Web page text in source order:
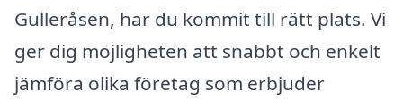
Gulleråsen, har du kommit till rätt plats. Vi
ger dig möjligheten att snabbt och enkelt
jämföra olika företag som erbjuder